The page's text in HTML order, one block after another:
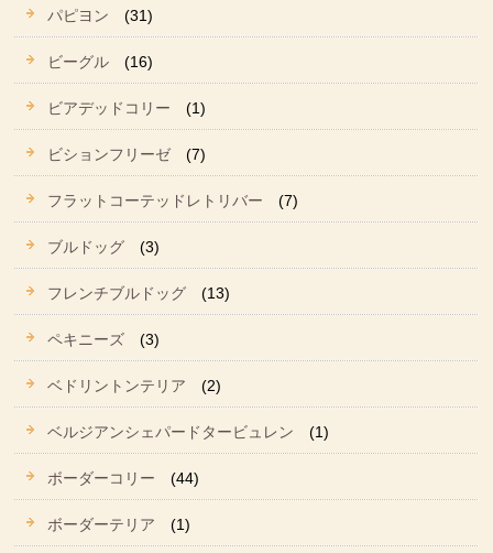
パピヨン (31)
ビーグル (16)
ビアデッドコリー (1)
ビションフリーゼ (7)
フラットコーテッドレトリバー (7)
ブルドッグ (3)
フレンチブルドッグ (13)
ペキニーズ (3)
ベドリントンテリア (2)
ベルジアンシェパードタービュレン (1)
ボーダーコリー (44)
ボーダーテリア (1)